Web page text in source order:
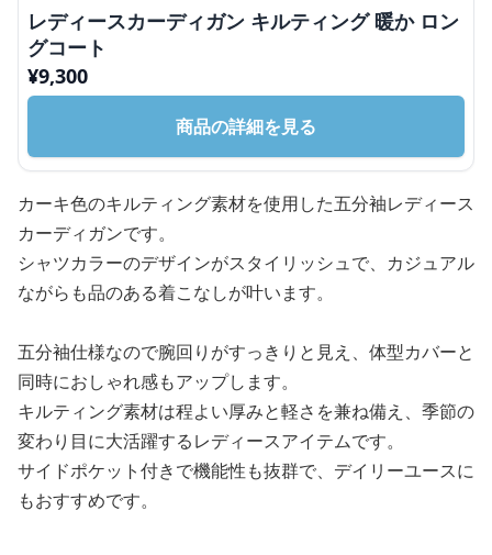
レディースカーディガン キルティング 暖か ロン
グコート
¥9,300
商品の詳細を見る
カーキ色のキルティング素材を使用した五分袖レディース
カーディガンです。
シャツカラーのデザインがスタイリッシュで、カジュアル
ながらも品のある着こなしが叶います。
五分袖仕様なので腕回りがすっきりと見え、体型カバーと
同時におしゃれ感もアップします。
キルティング素材は程よい厚みと軽さを兼ね備え、季節の
変わり目に大活躍するレディースアイテムです。
サイドポケット付きで機能性も抜群で、デイリーユースに
もおすすめです。